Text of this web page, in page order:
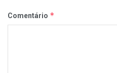
Comentário *